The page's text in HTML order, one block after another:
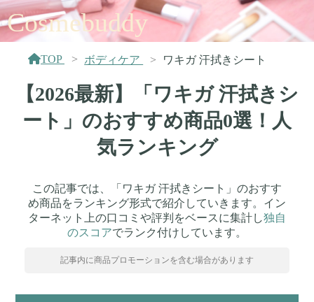
Cosmebuddy
TOP ボディケア ワキガ 汗拭きシート
【2026最新】「ワキガ 汗拭きシ
ート」のおすすめ商品0選！人
気ランキング
この記事では、「ワキガ 汗拭きシート」のおすす
め商品をランキング形式で紹介していきます。イン
ターネット上の口コミや評判をベースに集計し独自
のスコアでランク付けしています。
記事内に商品プロモーションを含む場合があります